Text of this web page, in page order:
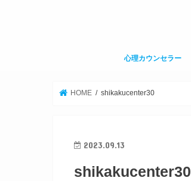
心理カウンセラー
HOME shikakucenter30
2023.09.13
shikakucenter30